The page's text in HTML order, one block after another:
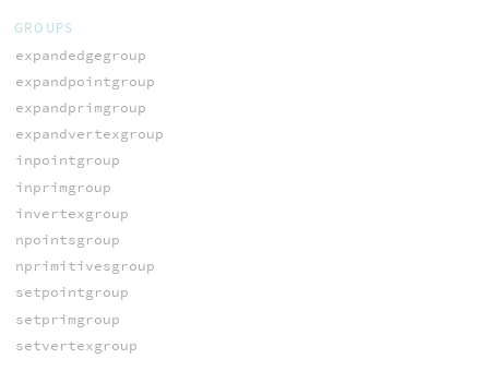
GROUPS
expandedgegroup
expandpointgroup
expandprimgroup
expandvertexgroup
inpointgroup
inprimgroup
invertexgroup
npointsgroup
nprimitivesgroup
setpointgroup
setprimgroup
setvertexgroup